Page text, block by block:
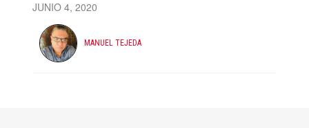
JUNIO 4, 2020
MANUEL TEJEDA